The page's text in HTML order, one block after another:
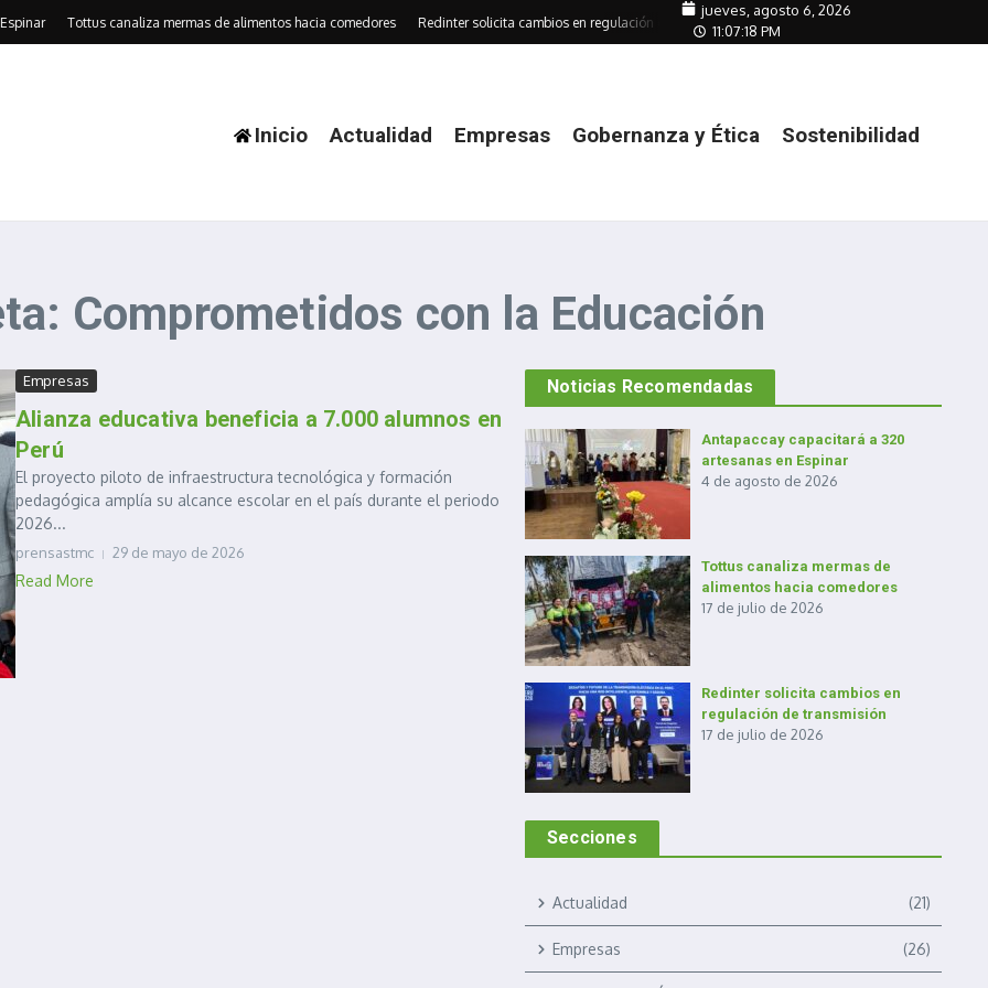
Tottus canaliza mermas de alimentos hacia comedores Redinter solicita cambios en regulación de transmisión Empresas mitigan su huella ante
jueves, agosto 6, 2026
11:07:18 PM
Inicio Actualidad Empresas Gobernanza y Ética Sostenibilidad
Comprometidos con la Educación
Empresas
Alianza educativa beneficia a 7.000 alumnos en
Perú
El proyecto piloto de infraestructura tecnológica y formación
pedagógica amplía su alcance escolar en el país durante el periodo
2026...
prensastmc 29 de mayo de 2026
Read More
Noticias Recomendadas
Antapaccay capacitará a 320
artesanas en Espinar
4 de agosto de 2026
Tottus canaliza mermas de
alimentos hacia comedores
17 de julio de 2026
Redinter solicita cambios en
regulación de transmisión
17 de julio de 2026
Secciones
Actualidad (21)
Empresas (26)